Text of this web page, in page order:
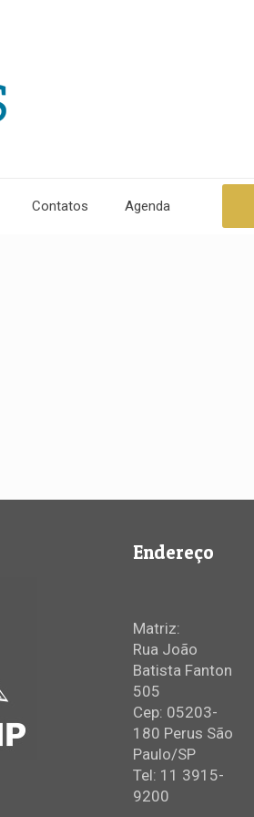
Contatos Agenda
Endereço
Matriz:
Rua João
Batista Fanton
505
Cep: 05203-
180 Perus São
Paulo/SP
Tel: 11 3915-
9200